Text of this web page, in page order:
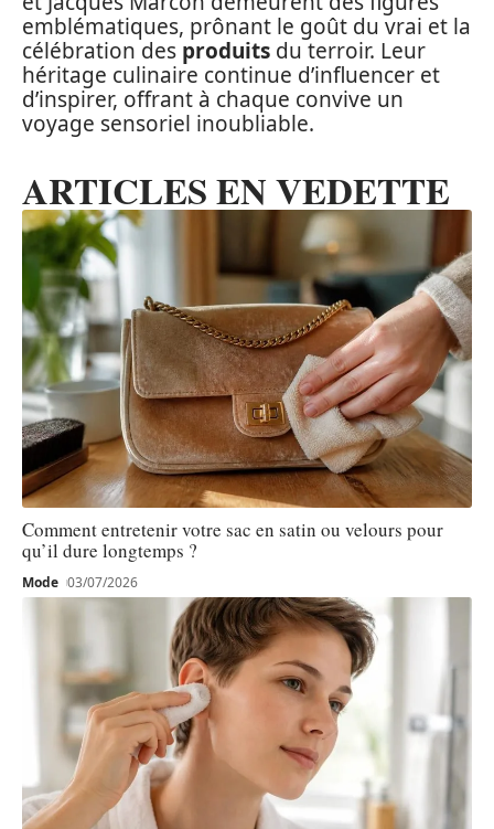
emblématiques, prônant le goût du vrai et la
célébration des produits du terroir. Leur
héritage culinaire continue d’influencer et
d’inspirer, offrant à chaque convive un
voyage sensoriel inoubliable.
ARTICLES EN VEDETTE
Comment entretenir votre sac en satin ou velours pour
qu’il dure longtemps ?
Mode 03/07/2026